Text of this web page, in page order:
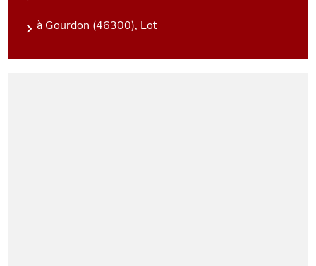
à Gourdon (46300), Lot